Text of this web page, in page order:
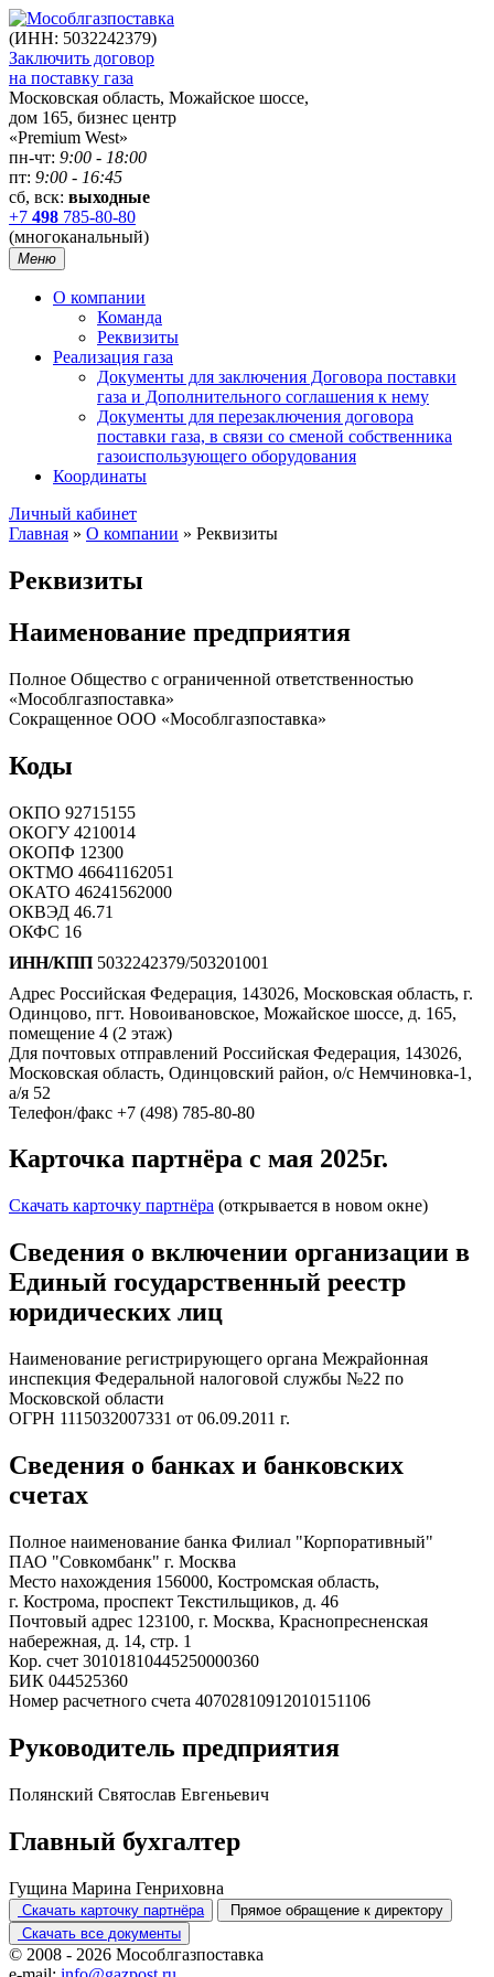
(ИНН: 5032242379)
Заключить договор
на поставку газа
Московская область, Можайское шоссе,
дом 165, бизнес центр
«Premium West»
пн-чт: 9:00 - 18:00
пт: 9:00 - 16:45
сб, вск: выходные
+7 498 785-80-80
(многоканальный)
Меню
О компании
Команда
Реквизиты
Реализация газа
Документы для заключения Договора поставки
газа и Дополнительного соглашения к нему
Документы для перезаключения договора
поставки газа, в связи со сменой собственника
газоиспользующего оборудования
Координаты
Личный кабинет
Главная » О компании » Реквизиты
Реквизиты
Наименование предприятия
Полное Общество с ограниченной ответственностью
«Мособлгазпоставка»
Сокращенное ООО «Мособлгазпоставка»
Коды
ОКПО 92715155
ОКОГУ4210014
ОКОПФ 12300
ОКТМО 46641162051
ОКАТО 46241562000
ОКВЭД 46.71
ОКФС 16
ИНН/КПП 5032242379/503201001
Адрес Российская Федерация, 143026, Московская область, г.
Одинцово, пгт. Новоивановское, Можайское шоссе, д. 165,
помещение 4 (2 этаж)
Для почтовых отправлений Российская Федерация, 143026,
Московская область, Одинцовский район, о/с Немчиновка-1,
а/я 52
Телефон/факс +7 (498) 785-80-80
Карточка партнёра с мая 2025г.
Скачать карточку партнёра (открывается в новом окне)
Сведения о включении организации в
Единый государственный реестр
юридических лиц
Наименование регистрирующего органа Межрайонная
инспекция Федеральной налоговой службы №22 по
Московской области
ОГРН 1115032007331 от 06.09.2011 г.
Сведения о банках и банковских
счетах
Полное наименование банка Филиал "Корпоративный"
ПАО "Совкомбанк" г. Москва
Место нахождения 156000, Костромская область,
г. Кострома, проспект Текстильщиков, д. 46
Почтовый адрес 123100, г. Москва, Краснопресненская
набережная, д. 14, стр. 1
Кор. счет 30101810445250000360
БИК 044525360
Номер расчетного счета 40702810912010151106
Руководитель предприятия
Полянский Святослав Евгеньевич
Главный бухгалтер
Гущина Марина Генриховна
Скачать карточку партнёра
Прямое обращение к директору
Скачать все документы
© 2008 - 2026 Мособлгазпоставка